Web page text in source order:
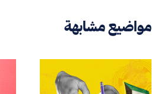
مواضيع مشابهة